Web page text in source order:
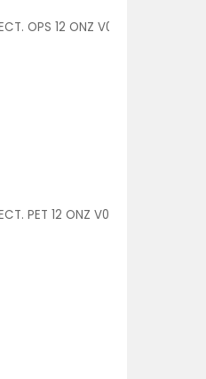
OPS 12 ONZ V00552/OPS 1/600
PET 12 ONZ V00550 1/600